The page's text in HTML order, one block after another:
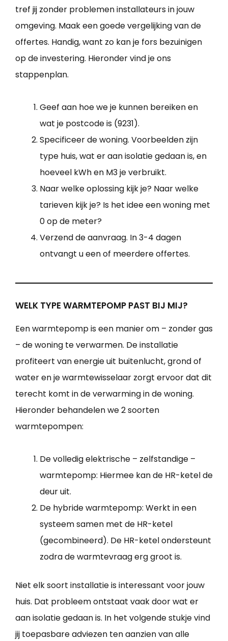
tref jij zonder problemen installateurs in jouw
omgeving. Maak een goede vergelijking van de
offertes. Handig, want zo kan je fors bezuinigen
op de investering. Hieronder vind je ons
stappenplan.
Geef aan hoe we je kunnen bereiken en
wat je postcode is (9231).
Specificeer de woning. Voorbeelden zijn
type huis, wat er aan isolatie gedaan is, en
hoeveel kWh en M3 je verbruikt.
Naar welke oplossing kijk je? Naar welke
tarieven kijk je? Is het idee een woning met
0 op de meter?
Verzend de aanvraag. In 3-4 dagen
ontvangt u een of meerdere offertes.
WELK TYPE WARMTEPOMP PAST BIJ MIJ?
Een warmtepomp is een manier om – zonder gas
– de woning te verwarmen. De installatie
profiteert van energie uit buitenlucht, grond of
water en je warmtewisselaar zorgt ervoor dat dit
terecht komt in de verwarming in de woning.
Hieronder behandelen we 2 soorten
warmtepompen:
De volledig elektrische – zelfstandige –
warmtepomp: Hiermee kan de HR-ketel de
deur uit.
De hybride warmtepomp: Werkt in een
systeem samen met de HR-ketel
(gecombineerd). De HR-ketel ondersteunt
zodra de warmtevraag erg groot is.
Niet elk soort installatie is interessant voor jouw
huis. Dat probleem ontstaat vaak door wat er
aan isolatie gedaan is. In het volgende stukje vind
jij toepasbare adviezen ten aanzien van alle